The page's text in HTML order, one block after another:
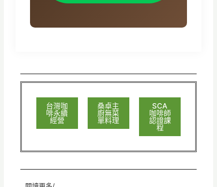
台灣咖
啡永續
經營
桑卓主
廚無菜
單料理
SCA
咖啡師
認證課
程